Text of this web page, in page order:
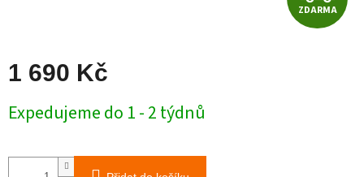
D
ZDARMA
1 690 Kč
cena:
Expedujeme do 1 - 2 týdnů